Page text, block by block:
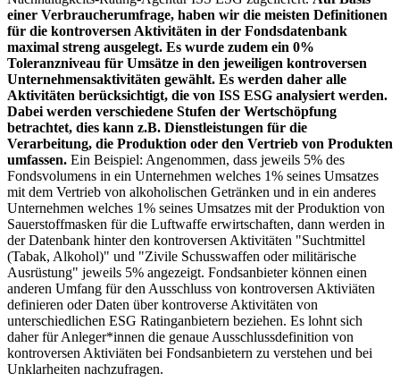
einer Verbraucherumfrage, haben wir die meisten Definitionen
für die kontroversen Aktivitäten in der Fondsdatenbank
maximal streng ausgelegt. Es wurde zudem ein 0%
Toleranzniveau für Umsätze in den jeweiligen kontroversen
Unternehmensaktivitäten gewählt. Es werden daher alle
Aktivitäten berücksichtigt, die von ISS ESG analysiert werden.
Dabei werden verschiedene Stufen der Wertschöpfung
betrachtet, dies kann z.B. Dienstleistungen für die
Verarbeitung, die Produktion oder den Vertrieb von Produkten
umfassen. Ein Beispiel: Angenommen, dass jeweils 5% des
Fondsvolumens in ein Unternehmen welches 1% seines Umsatzes
mit dem Vertrieb von alkoholischen Getränken und in ein anderes
Unternehmen welches 1% seines Umsatzes mit der Produktion von
Sauerstoffmasken für die Luftwaffe erwirtschaften, dann werden in
der Datenbank hinter den kontroversen Aktivitäten "Suchtmittel
(Tabak, Alkohol)" und "Zivile Schusswaffen oder militärische
Ausrüstung" jeweils 5% angezeigt. Fondsanbieter können einen
anderen Umfang für den Ausschluss von kontroversen Aktiviäten
definieren oder Daten über kontroverse Aktivitäten von
unterschiedlichen ESG Ratinganbietern beziehen. Es lohnt sich
daher für Anleger*innen die genaue Ausschlussdefinition von
kontroversen Aktiviäten bei Fondsanbietern zu verstehen und bei
Unklarheiten nachzufragen.